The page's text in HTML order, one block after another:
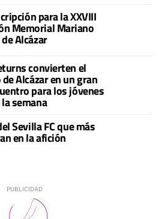
para la XXVIII
Memorial Mariano
Alcázar
convierten el
Alcázar en un gran
para los jóvenes
semana
Sevilla FC que más
en la afición